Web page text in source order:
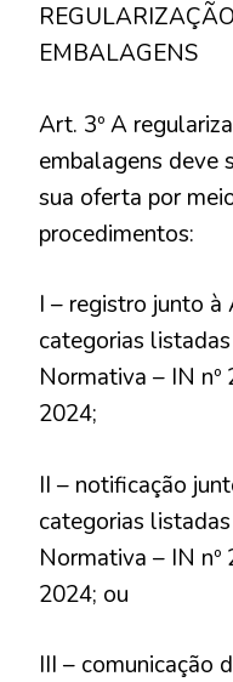
EMBALAGENS
Art. 3º A
embalagens deve
sua oferta por
procedimentos:
I – registro junto à
categorias
Normativa – IN
2024;
II – notificação
categorias
Normativa – IN
2024; ou
III – comunicação